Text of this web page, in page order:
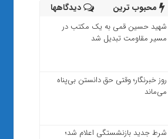
محبوب ترین دیدگاهها
شهید حسین قمی به یک مکتب در
مسیر مقاومت تبدیل شد
روز خبرنگار؛ وقتی حق دانستن بی‌پناه
می‌ماند
شرط جدید بازنشستگی اعلام شد؛